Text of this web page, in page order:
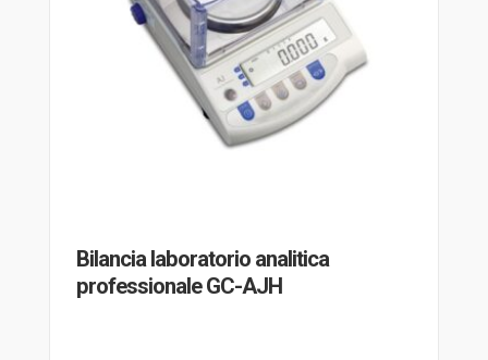
Bilancia laboratorio analitica
professionale GC-AJH